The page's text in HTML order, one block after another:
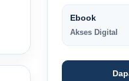
Ebook
Akses Digital